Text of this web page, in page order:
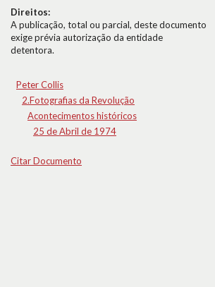
Direitos:
A publicação, total ou parcial, deste documento
exige prévia autorização da entidade
detentora.
Peter Collis
2.Fotografias da Revolução
Acontecimentos históricos
25 de Abril de 1974
Citar Documento